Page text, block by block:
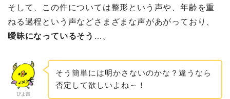
そして、この件については整形という声や、年齢を重
ねる過程という声などさまざまな声があがっており、
曖昧になっているそう …。
ぴよ吉
そう簡単には明かさないのかな？違うなら
否定して欲しいよね～！